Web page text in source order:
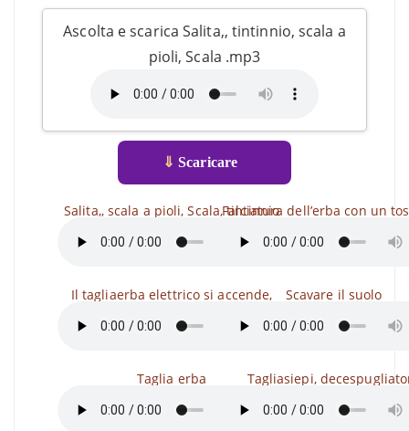
Ascolta e scarica Salita,, tintinnio, scala a
pioli, Scala .mp3
⇓ Scaricare
Salita,, scala a pioli, Scala, tintinnio
Il tagliaerba elettrico si accende,
Taglia erba
Falciatura dell’erba con un
Scavare il suolo
Tagliasiepi,